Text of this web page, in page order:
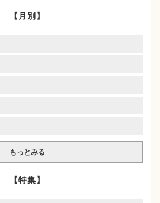
【月別】
もっとみる
【特集】